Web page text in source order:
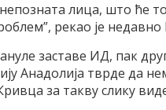
лица, што ће
рекао је недавно
заставе ИД, пак
Анадолија тврде да
за такву слику